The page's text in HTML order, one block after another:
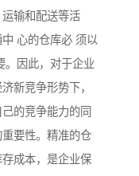
输和配送等活
心的仓库必 须以
。因此，对于企业
新竞争形势下，
的竞争能力的同
要性。精准的仓
成本，是企业保